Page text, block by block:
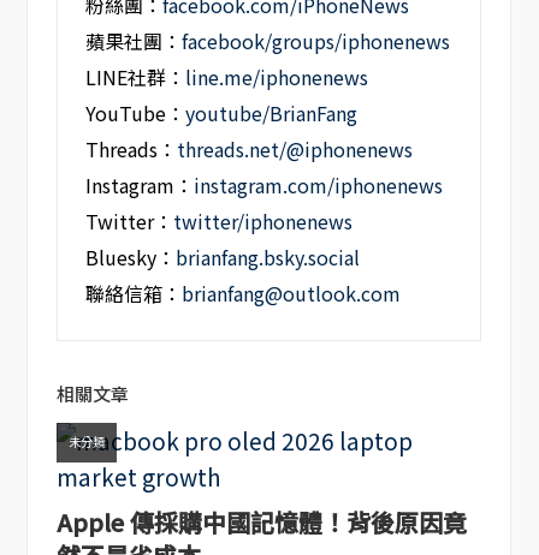
蘋果社團：facebook/groups/iphonenews
LINE社群： line.me/iphonenews
YouTube：youtube/BrianFang
Threads： threads.net/@iphonenews
Instagram： instagram.com/iphonenews
Twitter： twitter/iphonenews
Bluesky： brianfang.bsky.social
聯絡信箱： brianfang@outlook.com
相關文章
未分類
Apple 傳採購中國記憶體！背後原因竟